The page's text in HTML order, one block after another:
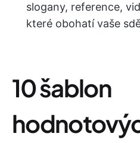
slogany, reference,
které obohatí vaše
10 šablon